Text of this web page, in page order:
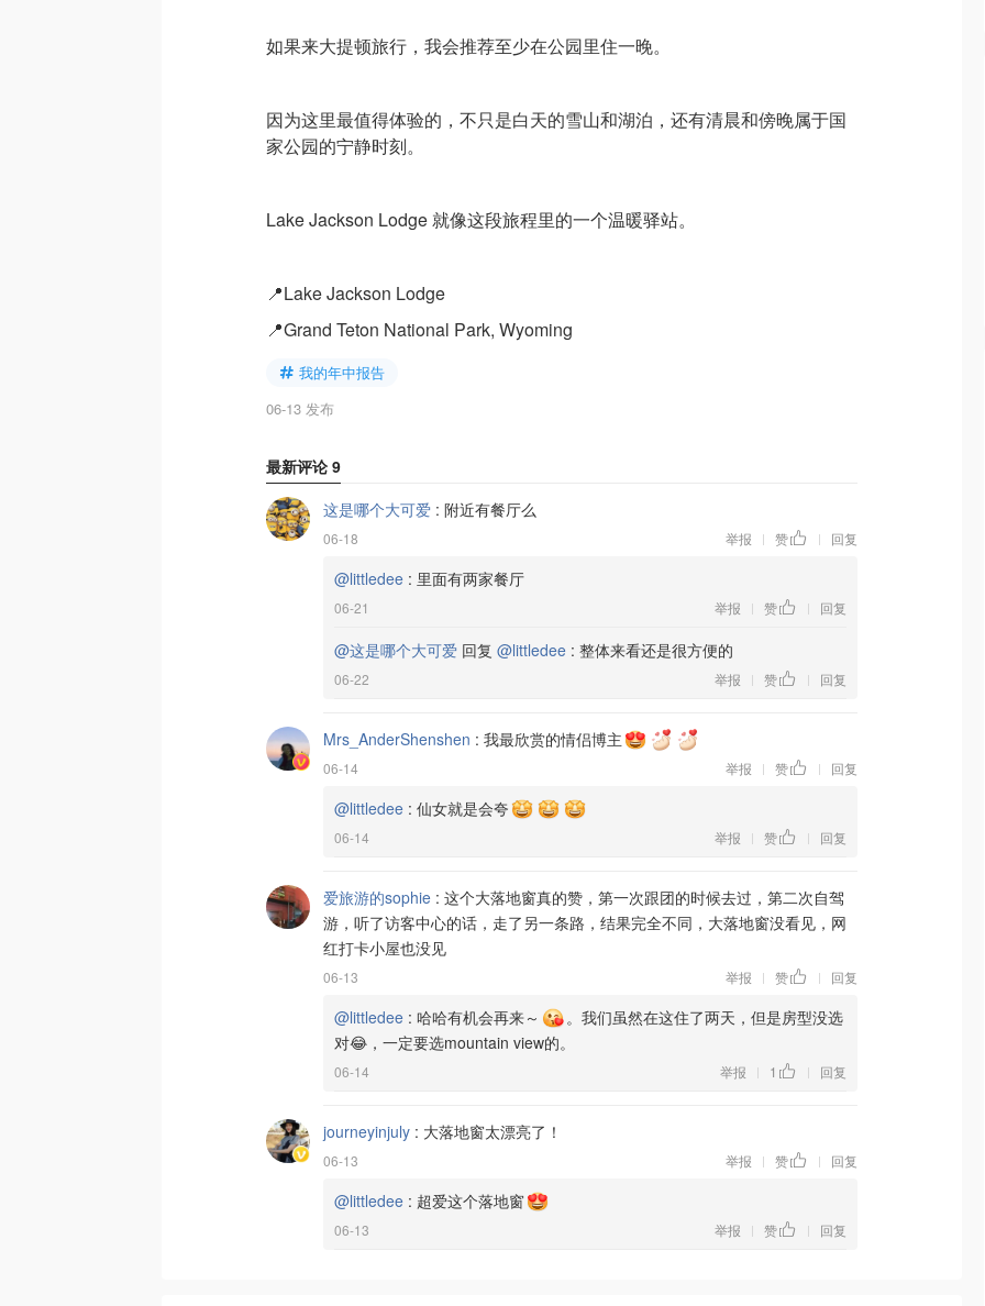
如果来大提顿旅行，我会推荐至少在公园里住一晚。
因为这里最值得体验的，不只是白天的雪山和湖泊，还有清晨和傍晚属于国
家公园的宁静时刻。
Lake Jackson Lodge 就像这段旅程里的一个温暖驿站。
📍Lake Jackson Lodge
📍Grand Teton National Park, Wyoming
我的年中报告
06-13 发布
最新评论 9
这是哪个大可爱 : 附近有餐厅么
06-18 举报 | 赞 | 回复
@littledee : 里面有两家餐厅
06-21 举报 | 赞 | 回复
@这是哪个大可爱 回复 @littledee : 整体来看还是很方便的
06-22 举报 | 赞 | 回复
Mrs_AnderShenshen : 我最欣赏的情侣博主
06-14 举报 | 赞 | 回复
@littledee : 仙女就是会夸
06-14 举报 | 赞 | 回复
爱旅游的sophie : 这个大落地窗真的赞，第一次跟团的时候去过，第二次自驾
游，听了访客中心的话，走了另一条路，结果完全不同，大落地窗没看见，网
红打卡小屋也没见
06-13 举报 | 赞 | 回复
@littledee : 哈哈有机会再来～
。我们虽然在这住了两天，但是房型没选
对😂，一定要选mountain view的。
06-14 举报 | 1 | 回复
journeyinjuly : 大落地窗太漂亮了！
06-13 举报 | 赞 | 回复
@littledee : 超爱这个落地窗
06-13 举报 | 赞 | 回复